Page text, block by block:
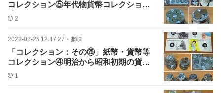
コレクション⑤年代物貨幣コレクション
編2
2022-03-26 12:47:27 ・ 趣味
「コレクション：その㉕」紙幣・貨幣等
コレクション④明治から昭和初期の貨幣
コレクション編
1